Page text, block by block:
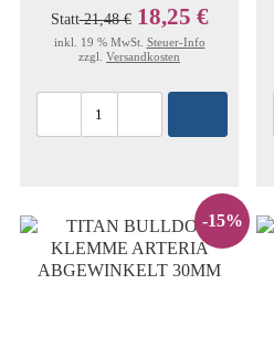
Statt21,48 € 18,25 €
inkl. 19 % MwSt. Steuer-Info
zzgl. Versandkosten
-15%